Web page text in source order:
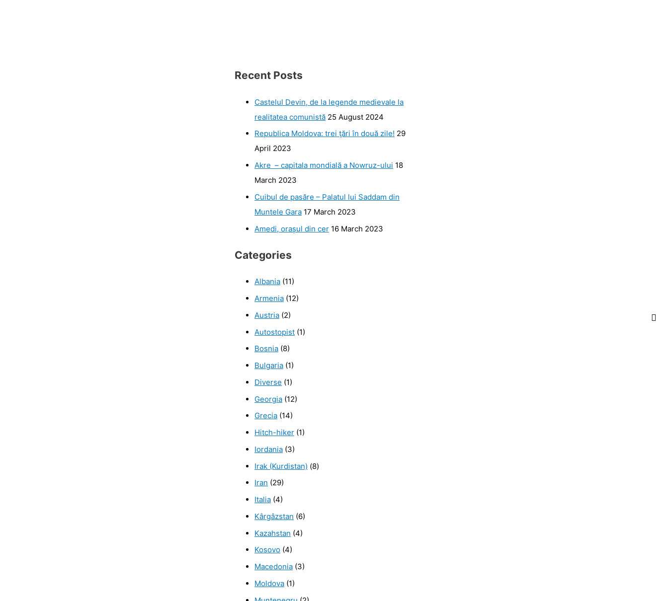
Recent Posts
Castelul Devin, de la legende medievale la
realitatea comunistă 25 August 2024
Republica Moldova: trei ţări în două zile! 29
April 2023
Akre – capitala mondială a Nowruz-ului 18
March 2023
Cuibul de pasăre – Palatul lui Saddam din
Muntele Gara 17 March 2023
Amedi, orașul din cer 16 March 2023
Categories
Albania (11)
Armenia (12)
Austria (2)
Autostopist (1)
Bosnia (8)
Bulgaria (1)
Diverse (1)
Georgia (12)
Grecia (14)
Hitch-hiker (1)
Iordania (3)
Irak (Kurdistan) (8)
Iran (29)
Italia (4)
Kârgâzstan (6)
Kazahstan (4)
Kosovo (4)
Macedonia (3)
Moldova (1)